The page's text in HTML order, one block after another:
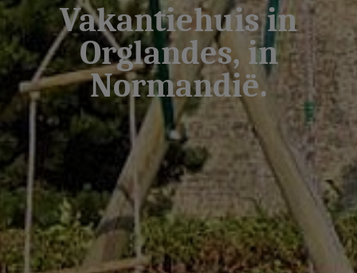
Vakantiehuis in
Orglandes, in
Normandië.